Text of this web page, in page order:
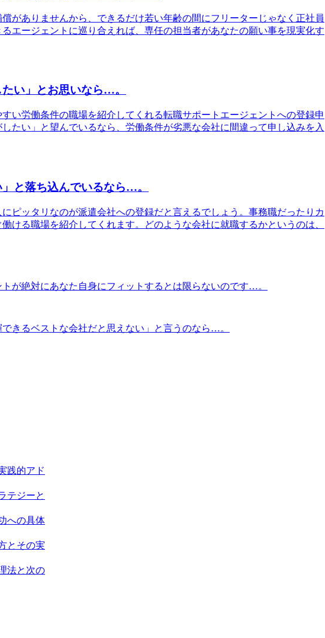
がありませんから、できるだけ若い年齢の間にフリーターじゃなく正社員
エージェントに巡り合えれば、専任の担当者があなたの願い事を現実化す
い」とお思いなら…。
い労働条件の職場を紹介してくれる転職サポートエージェントへの登録申
たい」と望んでいるなら、労働条件が劣悪な会社に間違って申し込みを入
と落ち込んでいるなら…。
ピッタリなのが派遣会社への登録だと言えるでしょう。事務職だったりカ
ける職場を紹介してくれます。どのような会社に就職するかというのは、
が絶対にあなた自身にフィットするとは限らないのです…。
きるベストな会社だと思えない」と言うのなら…。
践的アド
テジーと
への具体
とその実
法と次の